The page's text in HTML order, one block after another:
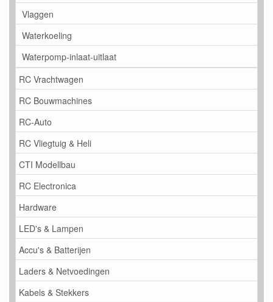
Vlaggen
Waterkoeling
Waterpomp-inlaat-uitlaat
RC Vrachtwagen
RC Bouwmachines
RC-Auto
RC Vliegtuig & Heli
CTI Modellbau
RC Electronica
Hardware
LED's & Lampen
Accu's & Batterijen
Laders & Netvoedingen
Kabels & Stekkers